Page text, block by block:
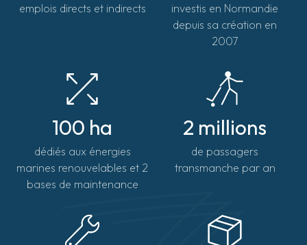
emplois directs et indirects
investis en Normandie
depuis sa création en
2007
100 ha
dédiés aux énergies
marines renouvelables et 2
bases de maintenance
2 millions
de passagers
transmanche par an